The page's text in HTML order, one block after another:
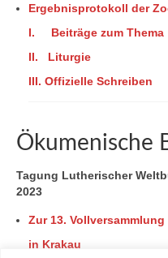
Ergebnisprotokoll der
I.
Beiträge zum Thema
II.
Liturgie
III. Offizielle Schreiben
Ökumenische
Tagung Lutherischer
2023
Zur 13.
in Krakau